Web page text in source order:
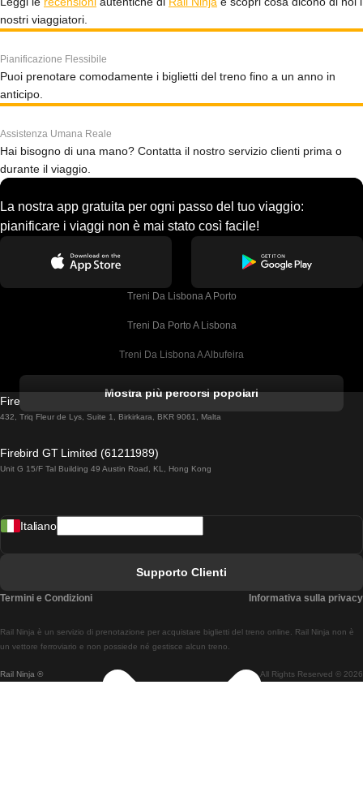
nostri viaggiatori.
Pianificazione Flessibile
Puoi prenotare comodamente i biglietti del treno fino a un anno in
anticipo.
Assistenza Umana Reale
Hai bisogno di una mano? Contatta il nostro servizio clienti prima o
durante il viaggio.
La nostra app gratuita per ogni passo del tuo viaggio:
pianificare i viaggi non è mai stato così facile!
Treni Da Lisbona A Porto
Treni Da Porto A Lisbona
Treni Da Lisbona A Albufeira
Treni Da Lisbona A Lagos
Treni Da Lisbona A Madrid
Treni Da Lisbon A Braga
Treni Da Braga A Lisbona
Mostra più percorsi popolari
Firebird GT Limited (OC 1451)
432, Triq Fleur de Lys, Suite 1, Birkirkara, BKR 9061, Malta
Firebird GT Limited (61211989)
Unit G 15/F Tal Building 49 Austin Road, KL, Hong Kong
Rail Ninja ® All Rights Reserved © 2026
Rail Ninja è un servizio di prenotazione per acquistare biglietti del treno online. Rail Ninja non è
un vettore ferroviario e non possiede né gestisce alcun treno.
Italiano
Supporto Clienti
Termini e Condizioni Informativa sulla privacy